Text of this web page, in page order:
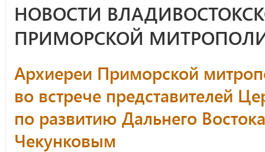
НОВОСТИ
ПРИМОРСКОЙ
Архиереи Приморской
во встрече представителей
по развитию Дальнего
Чекунковым